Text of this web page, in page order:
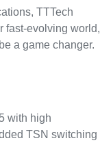
TTTech
fast-evolving world,
a game changer.
with high
TSN switching